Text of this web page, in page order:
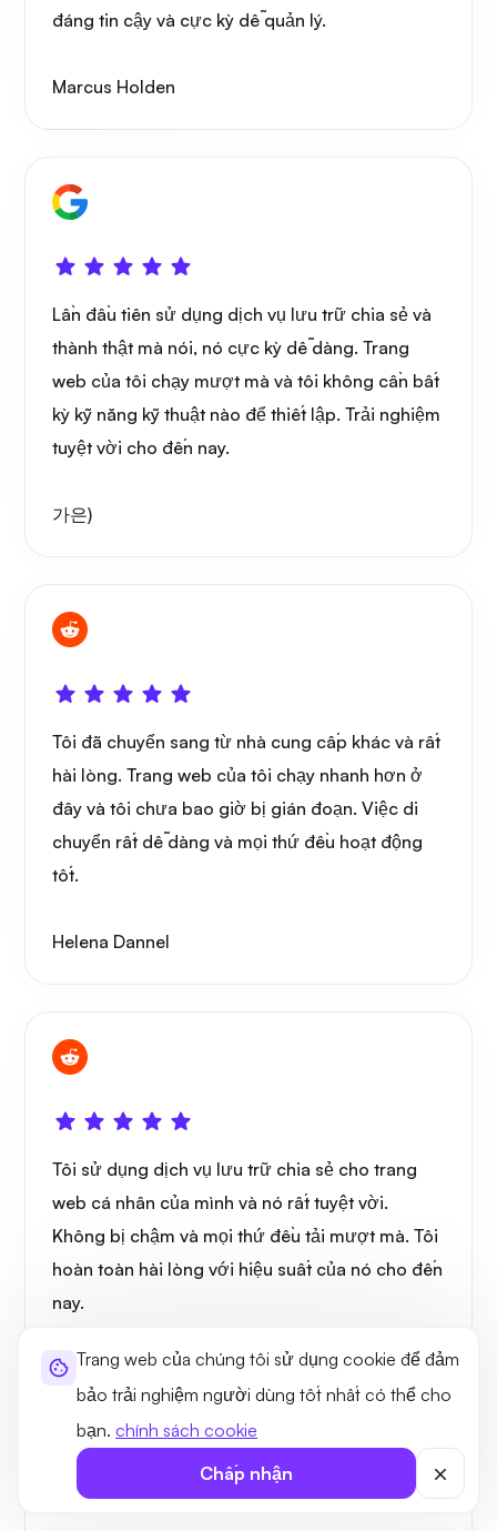
Trang web của chúng tôi sử dụng cookie để đảm
bảo trải nghiệm người dùng tốt nhất có thể cho
bạn. chính sách cookie
Chấp nhận
đáng tin cậy và cực kỳ dễ quản lý.
Marcus Holden
Lần đầu tiên sử dụng dịch vụ lưu trữ chia sẻ và
thành thật mà nói, nó cực kỳ dễ dàng. Trang
web của tôi chạy mượt mà và tôi không cần bất
kỳ kỹ năng kỹ thuật nào để thiết lập. Trải nghiệm
tuyệt vời cho đến nay.
가은)
Tôi đã chuyển sang từ nhà cung cấp khác và rất
hài lòng. Trang web của tôi chạy nhanh hơn ở
đây và tôi chưa bao giờ bị gián đoạn. Việc di
chuyển rất dễ dàng và mọi thứ đều hoạt động
tốt.
Helena Dannel
Tôi sử dụng dịch vụ lưu trữ chia sẻ cho trang
web cá nhân của mình và nó rất tuyệt vời.
Không bị chậm và mọi thứ đều tải mượt mà. Tôi
hoàn toàn hài lòng với hiệu suất của nó cho đến
nay.
Addis M.